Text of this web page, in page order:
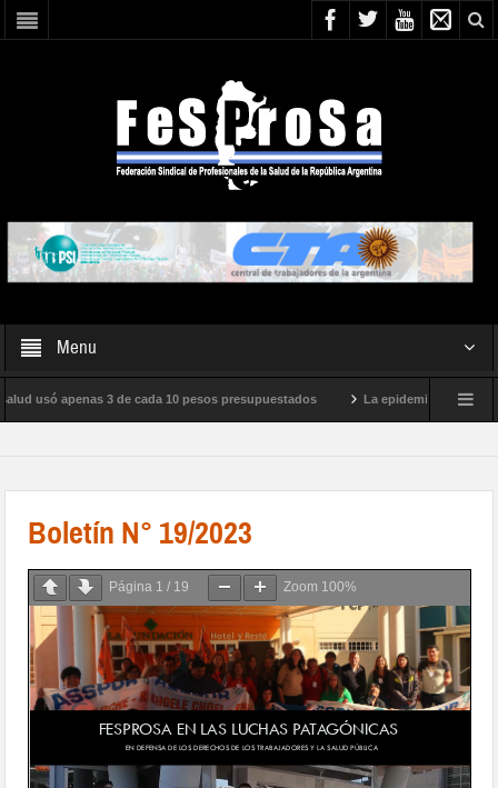
Menu
usó apenas 3 de cada 10 pesos presupuestados La epidemia de
Boletín N° 19/2023
Página 1 / 19 Zoom 100%